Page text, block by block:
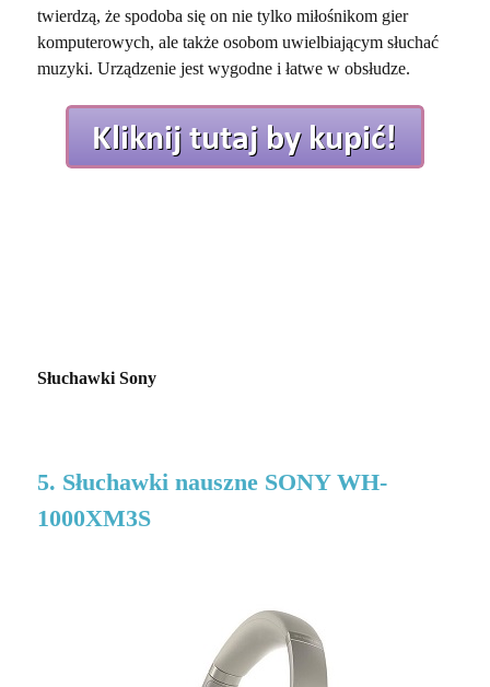
twierdzą, że spodoba się on nie tylko miłośnikom gier
komputerowych, ale także osobom uwielbiającym słuchać
muzyki. Urządzenie jest wygodne i łatwe w obsłudze.
Słuchawki Sony
5. Słuchawki nauszne SONY WH-
1000XM3S